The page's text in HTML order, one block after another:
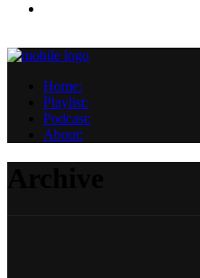
Home:
Playlist:
Podcast:
About: